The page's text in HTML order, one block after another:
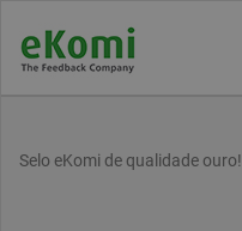
Selo eKomi de qualidade ouro!